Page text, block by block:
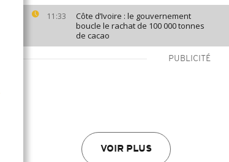
11:33
Côte d’Ivoire : le gouvernement
boucle le rachat de 100 000 tonnes
de cacao
PUBLICITÉ
VOIR PLUS